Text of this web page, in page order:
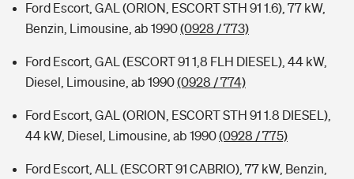
Ford Escort, GAL (ORION, ESCORT STH 91 1.6), 77 kW,
Benzin, Limousine, ab 1990(0928 / 773)
Ford Escort, GAL (ESCORT 91 1,8 FLH DIESEL), 44 kW,
Diesel, Limousine, ab 1990(0928 / 774)
Ford Escort, GAL (ORION, ESCORT STH 91 1.8 DIESEL),
44 kW, Diesel, Limousine, ab 1990(0928 / 775)
Ford Escort, ALL (ESCORT 91 CABRIO), 77 kW, Benzin,